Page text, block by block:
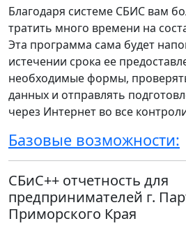
Благодаря системе СБИС вам
тратить много времени на
Эта программа сама будет
истечении срока ее
необходимые формы,
данных и отправлять
через Интернет во все
Базовые возможности:
СБиС++ отчетность для
предпринимателей г.
Приморского Края